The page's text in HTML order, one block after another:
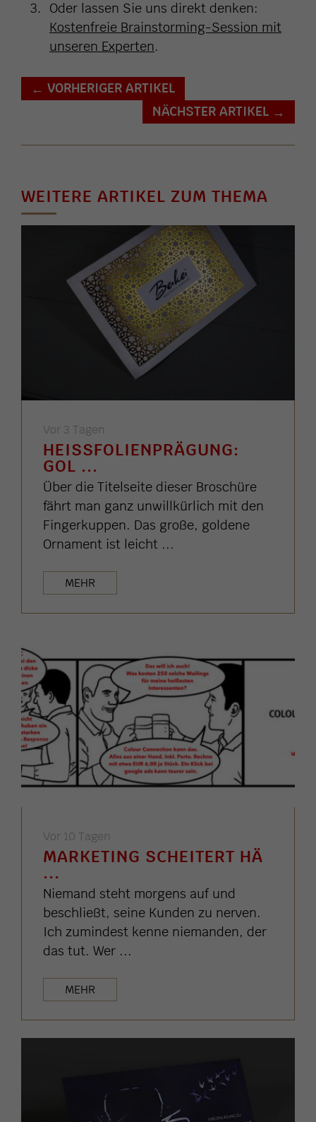
Oder lassen Sie uns direkt denken:
Kostenfreie Brainstorming-Session mit
unseren Experten.
← VORHERIGER ARTIKEL
NÄCHSTER ARTIKEL →
WEITERE ARTIKEL ZUM THEMA
Vor 3 Tagen
HEISSFOLIENPRÄGUNG: G
OL ...
Über die Titelseite dieser Broschüre
fährt man ganz unwillkürlich mit den
Fingerkuppen. Das große, goldene
Ornament ist leicht ...
MEHR
Vor 10 Tagen
MARKETING SCHEITERT HÄ
...
Niemand steht morgens auf und
beschließt, seine Kunden zu nerven.
Ich zumindest kenne niemanden, der
das tut. Wer ...
MEHR